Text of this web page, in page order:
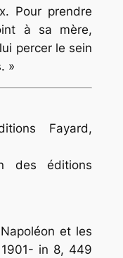
Pour prendre
à sa mère,
percer le sein
»
Fayard,
des éditions
et les
in 8, 449